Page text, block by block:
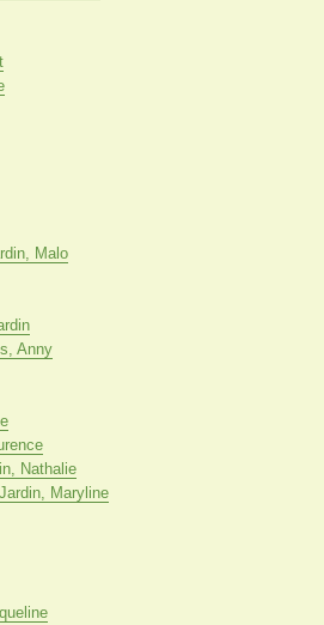
Malo
Anny
Nathalie
Maryline